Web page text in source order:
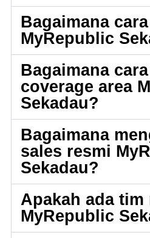
Bagaimana
MyRepublic
Bagaimana
coverage area
Sekadau?
Bagaimana
sales resmi
Sekadau?
Apakah ada tim
MyRepublic